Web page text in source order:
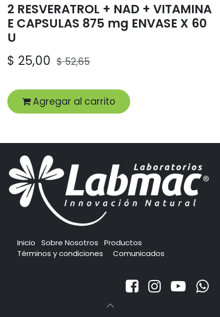
2 RESVERATROL + NAD + VITAMINA
E CAPSULAS 875 mg ENVASE X 60
U
$ 25,00 $52,65
Agregar al carrito
Inicio Sobre Nosotros
Productos
Términos y condiciones
Comunicados